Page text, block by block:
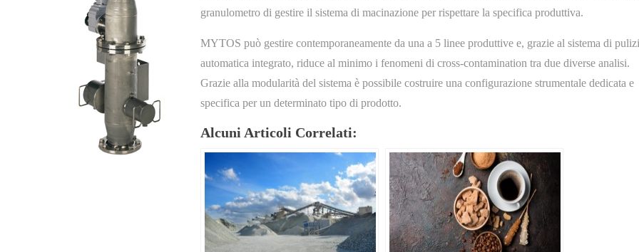
granulometro di gestire il sistema di macinazione per rispettare la specifica produttiva.
MYTOS può gestire contemporaneamente da una a 5 linee produttive e, grazie al sistema di
automatica integrato, riduce al minimo i fenomeni di cross-contamination tra due diverse analisi.
Grazie alla modularità del sistema è possibile costruire una configurazione strumentale dedicata e
specifica per un determinato tipo di prodotto.
Alcuni Articoli Correlati: